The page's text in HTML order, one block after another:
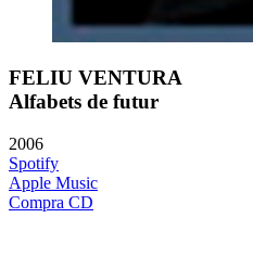
FELIU VENTURA
Alfabets de futur
2006
Spotify
Apple Music
Compra CD